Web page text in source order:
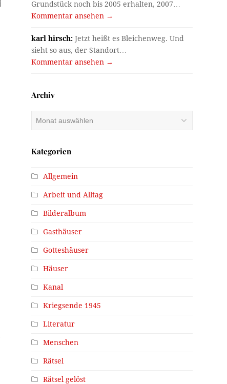
Grundstück noch bis 2005 erhalten, 2007…
Kommentar ansehen →
karl hirsch: Jetzt heißt es Bleichenweg. Und
sieht so aus, der Standort…
Kommentar ansehen →
Archiv
Kategorien
Allgemein
Arbeit und Alltag
Bilderalbum
Gasthäuser
Gotteshäuser
Häuser
Kanal
Kriegsende 1945
Literatur
Menschen
Rätsel
Rätsel gelöst